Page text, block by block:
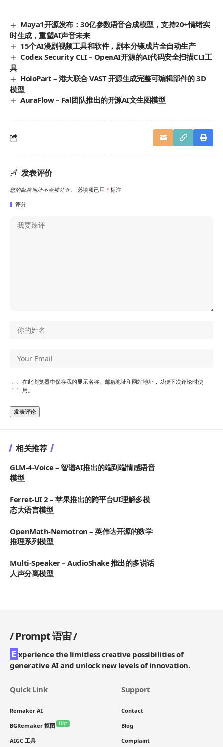
Maya1开源发布：30亿参数语音合成模型，支持20+情绪实
时生成，重塑AI声音未来
15个AI漫剧视频工具和软件，剧本分镜成片全自动生产
Codex Security CLI – OpenAI开源的AI代码安全扫描CLI工
具
HoloPart – 港大联合 VAST 开源生成完整可编辑部件的 3D
模型
AuraFlow – Fal团队推出的开源AI文生图模型
发表评价
您的邮箱地址不会被公开。 必填项已用 * 标注
评分
在此浏览器中保存我的显示名称、邮箱地址和网站地址，以便下次评论时使
用。
相关推荐
GLM-4-Voice – 智谱AI推出的端到端情感语音
模型
Ferret-UI 2 – 苹果推出的跨平台UI理解多模
态大语言模型
OpenMath-Nemotron – 英伟达开源的数学
推理系列模型
Multi-Speaker – AudioShake 推出的多说话
人声分离模型
/Prompt 语宙/
E xperience the limitless creative possibilities of
generative AI and unlock new levels of innovation.
Quick Link
Remaker AI
BGRemaker 抠图 Hot
AIGC 工具
Support
Contact
Blog
Complaint